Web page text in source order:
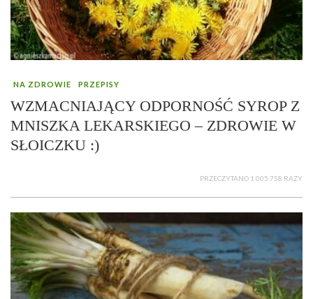
NA ZDROWIE PRZEPISY
WZMACNIAJĄCY ODPORNOŚĆ SYROP Z
MNISZKA LEKARSKIEGO – ZDROWIE W
SŁOICZKU :)
PRZECZYTANO 1 005 758 RAZY